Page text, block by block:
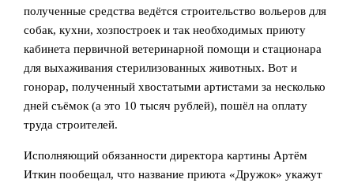
полученные средства ведётся строительство вольеров для
собак, кухни, хозпостроек и так необходимых приюту
кабинета первичной ветеринарной помощи и стационара
для выхаживания стерилизованных животных. Вот и
гонорар, полученный хвостатыми артистами за несколько
дней съёмок (а это 10 тысяч рублей), пошёл на оплату
труда строителей.
Исполняющий обязанности директора картины Артём
Иткин пообещал, что название приюта «Дружок» укажут